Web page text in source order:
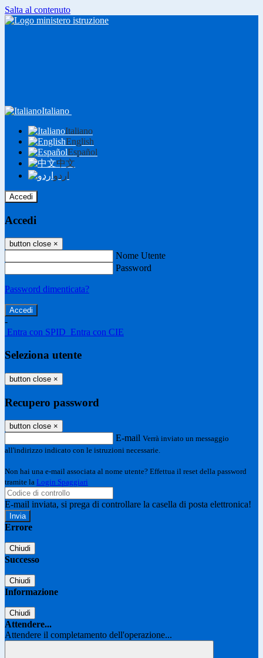
Salta al contenuto
Italiano
Italiano
English
Español
中文
اردو
Accedi
Accedi
button close ×
Nome Utente
Password
Password dimenticata?
-
Entra con SPID Entra con CIE
Seleziona utente
button close ×
Recupero password
button close ×
E-mail Verrà inviato un messaggio
all'indirizzo indicato con le istruzioni necessarie.
Non hai una e-mail associata al nome utente? Effettua il reset della password
tramite la Login Spaggiari
E-mail inviata, si prega di controllare la casella di posta elettronica!
Errore
Chiudi
Successo
Chiudi
Informazione
Chiudi
Attendere...
Attendere il completamento dell'operazione...